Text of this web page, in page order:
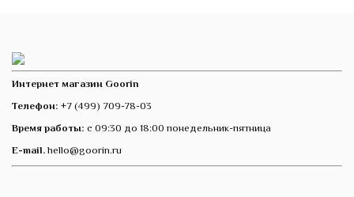
Интернет магазин Goorin
Телефон: +7 (499) 709-78-03
Время работы: с 09:30 до 18:00 понедельник-пятница
E-mail. hello@goorin.ru